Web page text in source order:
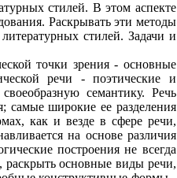
стилей. В этом аспекте
Раскрывать эти методы
стилей. Задачи и
точки зрения - основные
речи - поэтические и
семантику. Речь
самые широкие ее разделения
как и везде в сфере речи,
на основе различия
построения не всегда
раскрыть основные виды речи,